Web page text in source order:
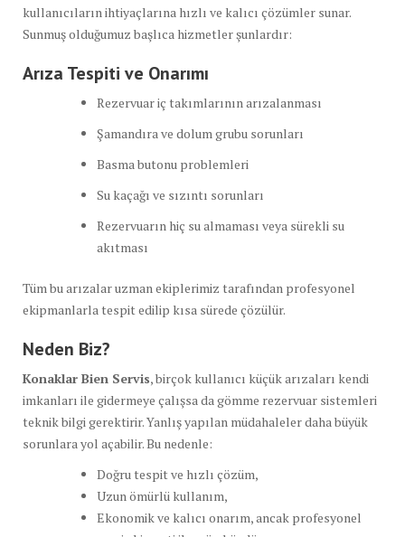
kullanıcıların ihtiyaçlarına hızlı ve kalıcı çözümler sunar.
Sunmuş olduğumuz başlıca hizmetler şunlardır:
Arıza Tespiti ve Onarımı
Rezervuar iç takımlarının arızalanması
Şamandıra ve dolum grubu sorunları
Basma butonu problemleri
Su kaçağı ve sızıntı sorunları
Rezervuarın hiç su almaması veya sürekli su
akıtması
Tüm bu arızalar uzman ekiplerimiz tarafından profesyonel
ekipmanlarla tespit edilip kısa sürede çözülür.
Neden Biz?
Konaklar Bien Servis, birçok kullanıcı küçük arızaları kendi
imkanları ile gidermeye çalışsa da gömme rezervuar sistemleri
teknik bilgi gerektirir. Yanlış yapılan müdahaleler daha büyük
sorunlara yol açabilir. Bu nedenle:
Doğru tespit ve hızlı çözüm,
Uzun ömürlü kullanım,
Ekonomik ve kalıcı onarım, ancak profesyonel